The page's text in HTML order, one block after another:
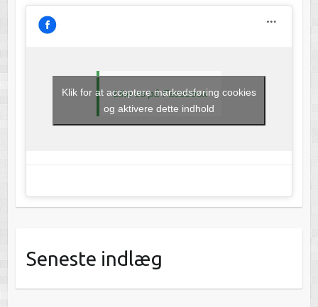
Like os på Facebook
Klik for at acceptere markedsføring cookies
og aktivere dette indhold
Seneste indlæg